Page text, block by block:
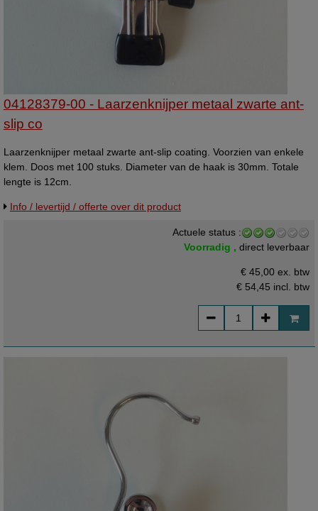
04128379-00 - Laarzenknijper metaal zwarte ant-
slip co
Laarzenknijper metaal zwarte ant-slip coating. Voorzien van enkele
klem. Doos met 100 stuks. Diameter van de haak is 30mm. Totale
lengte is 12cm.
Info / levertijd / offerte over dit product
Actuele status :
Voorradig ,direct leverbaar
€ 45,00 ex. btw
€ 54,45 incl. btw